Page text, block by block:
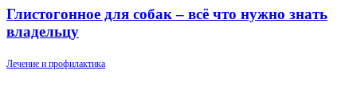
Глистогонное для собак – всё что нужно знать
владельцу
Лечение и профилактика